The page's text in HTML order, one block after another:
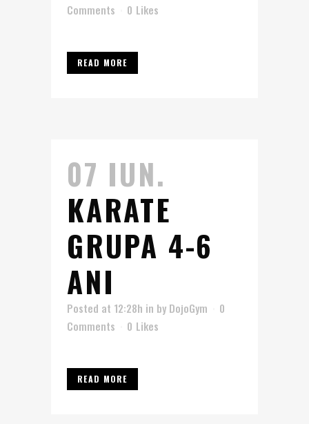
Comments
0 Likes
READ MORE
07 IUN.
KARATE
GRUPA 4-6
ANI
Posted at 12:28h in by DojoGym
0
Comments
0 Likes
READ MORE